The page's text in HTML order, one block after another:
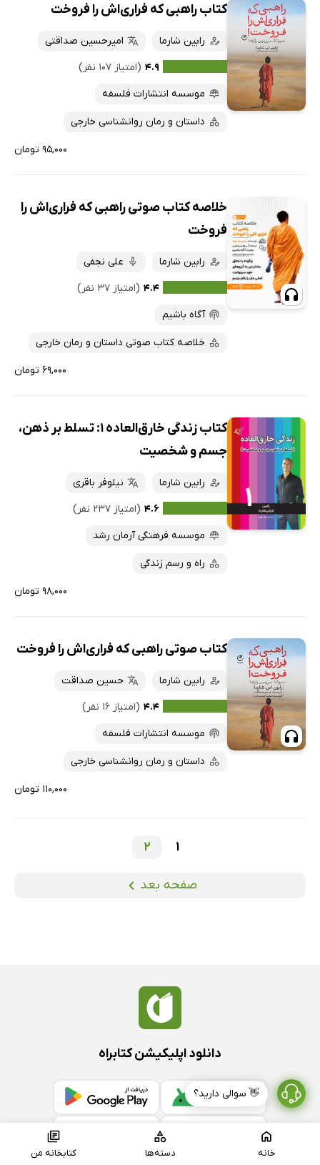
خانه دسته‌ها کتابخانه من
کتاب راهبی که فراری‌اش را فروخت
رابین شارما
امیرحسین صداقتی
۴.۹ (امتیاز ۱۰۷ نفر)
موسسه انتشارات فلسفه
داستان و رمان روانشناسی خارجی
۹۵,۰۰۰ تومان
خلاصه کتاب صوتی راهبی که فراری‌اش را
فروخت
رابین شارما
علی نجفی
۴.۴ (امتیاز ۳۷ نفر)
آگاه باشیم
خلاصه کتاب صوتی داستان و رمان خارجی
۶۹,۰۰۰ تومان
کتاب زندگی خارق‌العاده 1: تسلط بر ذهن،
جسم و شخصیت
رابین شارما
نیلوفر باقری
۴.۶ (امتیاز ۲۳۷ نفر)
موسسه فرهنگی آرمان رشد
راه و رسم زندگی
۹۸,۰۰۰ تومان
کتاب صوتی راهبی که فراری‌اش را فروخت
رابین شارما
حسین صداقت
۴.۴ (امتیاز ۱۶ نفر)
موسسه انتشارات فلسفه
داستان و رمان روانشناسی خارجی
۱۱۰,۰۰۰ تومان
1
2
صفحه بعد
👋 سوالی دارید؟
دانلود اپلیکیشن کتابراه